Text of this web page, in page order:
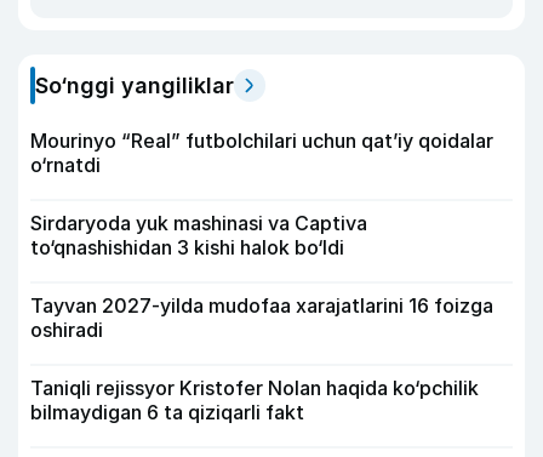
So‘nggi yangiliklar
Mourinyo “Real” futbolchilari uchun qat’iy qoidalar
o‘rnatdi
Sirdaryoda yuk mashinasi va Captiva
to‘qnashishidan 3 kishi halok bo‘ldi
Tayvan 2027-yilda mudofaa xarajatlarini 16 foizga
oshiradi
Taniqli rejissyor Kristofer Nolan haqida ko‘pchilik
bilmaydigan 6 ta qiziqarli fakt